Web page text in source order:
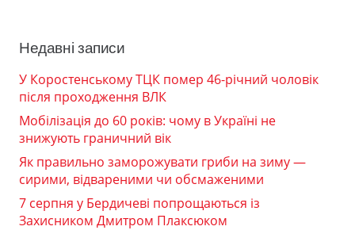
Недавні записи
У Коростенському ТЦК помер 46-річний чоловік
після проходження ВЛК
Мобілізація до 60 років: чому в Україні не
знижують граничний вік
Як правильно заморожувати гриби на зиму —
сирими, відвареними чи обсмаженими
7 серпня у Бердичеві попрощаються із
Захисником Дмитром Плаксюком